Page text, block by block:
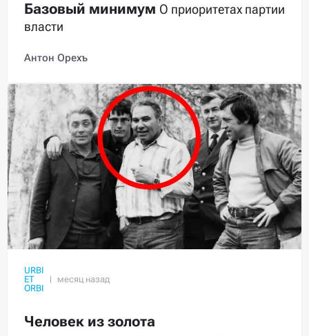
Базовый минимум О приоритетах партии
власти
Антон Орехъ
URBI
ET
ORBI
Человек из золота